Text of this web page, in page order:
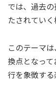
では、過去
たされていく
このテーマ
換点となっ
行を象徴する